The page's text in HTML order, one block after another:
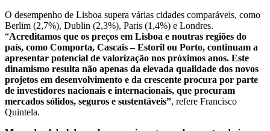
O desempenho de Lisboa supera várias cidades comparáveis, como
Berlim (2,7%), Dublin (2,3%), Paris (1,4%) e Londres.
“Acreditamos que os preços em Lisboa e noutras regiões do
país, como Comporta, Cascais – Estoril ou Porto, continuam a
apresentar potencial de valorização nos próximos anos. Este
dinamismo resulta não apenas da elevada qualidade dos novos
projetos em desenvolvimento e da crescente procura por parte
de investidores nacionais e internacionais, que procuram
mercados sólidos, seguros e sustentáveis”, refere Francisco
Quintela.